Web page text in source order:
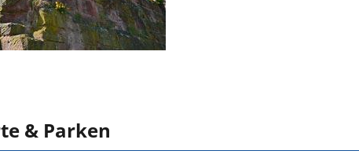
& Parken